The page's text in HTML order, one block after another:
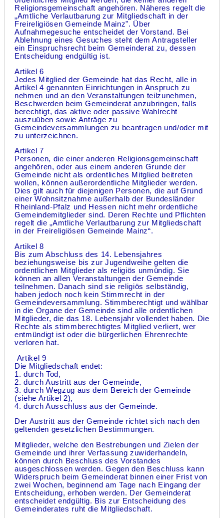
Religionsgemeinschaft angehören. Näheres regelt die
„Amtliche Verlautbarung zur Mitgliedschaft in der
Freireligiösen Gemeinde Mainz". Über
Aufnahmegesuche entscheidet der Vorstand. Bei
Ablehnung eines Gesuches steht dem Antragsteller
ein Einspruchsrecht beim Gemeinderat zu, dessen
Entscheidung endgültig ist.
Artikel 6
Jedes Mitglied der Gemeinde hat das Recht, alle in
Artikel 4 genannten Einrichtungen in Anspruch zu
nehmen und an den Veranstaltungen teilzunehmen,
Beschwerden beim Gemeinderat anzubringen, falls
berechtigt, das aktive oder passive Wahlrecht
auszuüben sowie Anträge zu
Gemeindeversammlungen zu beantragen und/oder mit
zu unterzeichnen.
Artikel 7
Personen, die einer anderen Religionsgemeinschaft
angehören, oder aus einem anderen Grunde der
Gemeinde nicht als ordentliches Mitglied beitreten
wollen, können außerordentliche Mitglieder werden.
Dies gilt auch für diejenigen Personen, die auf Grund
einer Wohnsitznahme außerhalb der Bundesländer
Rheinland-Pfalz und Hessen nicht mehr ordentliche
Gemeindemitglieder sind. Deren Rechte und Pflichten
regelt die „Amtliche Verlautbarung zur Mitgliedschaft
in der Freireligiösen Gemeinde Mainz“.
Artikel 8
Bis zum Abschluss des 14. Lebensjahres
beziehungsweise bis zur Jugendweihe gelten die
ordentlichen Mitglieder als religiös unmündig. Sie
können an allen Veranstaltungen der Gemeinde
teilnehmen. Danach sind sie religiös selbständig,
haben jedoch noch kein Stimmrecht in der
Gemeindeversammlung. Stimmberechtigt und wählbar
in die Organe der Gemeinde sind alle ordentlichen
Mitglieder, die das 18. Lebensjahr vollendet haben. Die
Rechte als stimmberechtigtes Mitglied verliert, wer
entmündigt ist oder die bürgerlichen Ehrenrechte
verloren hat.
Artikel 9
Die Mitgliedschaft endet:
1. durch Tod,
2. durch Austritt aus der Gemeinde,
3. durch Wegzug aus dem Bereich der Gemeinde
(siehe Artikel 2),
4. durch Ausschluss aus der Gemeinde.
Der Austritt aus der Gemeinde richtet sich nach den
geltenden gesetzlichen Bestimmungen.
Mitglieder, welche den Bestrebungen und Zielen der
Gemeinde und ihrer Verfassung zuwiderhandeln,
können durch Beschluss des Vorstandes
ausgeschlossen werden. Gegen den Beschluss kann
Widerspruch beim Gemeinderat binnen einer Frist von
zwei Wochen, beginnend am Tage nach Eingang der
Entscheidung, erhoben werden. Der Gemeinderat
entscheidet endgültig. Bis zur Entscheidung des
Gemeinderates ruht die Mitgliedschaft.